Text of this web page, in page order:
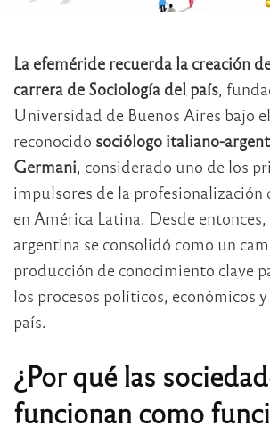
La efeméride recuerda la creación
carrera de Sociología del país,
Universidad de Buenos Aires bajo
reconocido sociólogo italiano-
Germani, considerado uno de los
impulsores de la profesionalización
en América Latina. Desde
argentina se consolidó como un
producción de conocimiento clave
los procesos políticos, económicos
país.
¿Por qué las
funcionan como